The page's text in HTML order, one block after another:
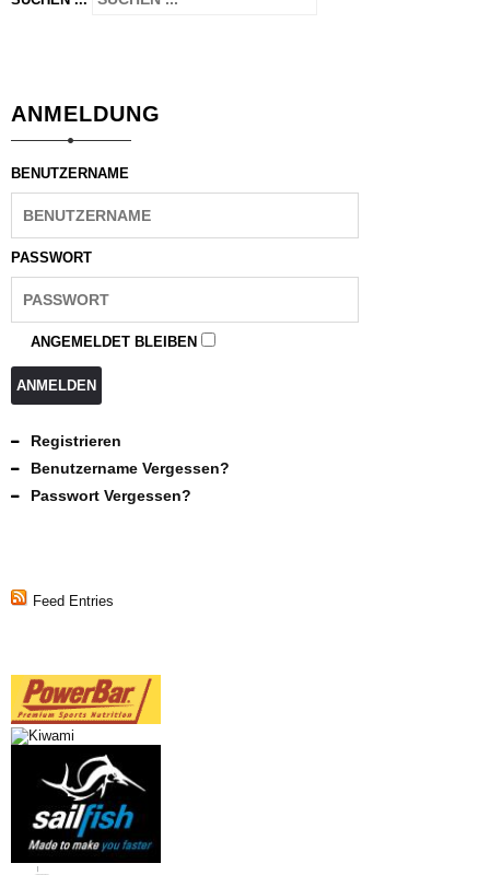
ANMELDUNG
BENUTZERNAME
PASSWORT
ANGEMELDET BLEIBEN
ANMELDEN
Registrieren
Benutzername Vergessen?
Passwort Vergessen?
Feed Entries